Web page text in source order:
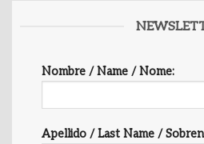
Nombre / Name / Nome:
Apellido / Last Name /